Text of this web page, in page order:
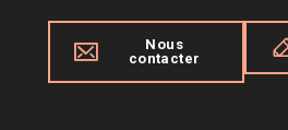
Nous
contacter